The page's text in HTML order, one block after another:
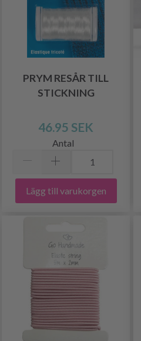
PRYM RESÅR TILL
STICKNING
46.95 SEK
Antal
Lägg till varukorgen